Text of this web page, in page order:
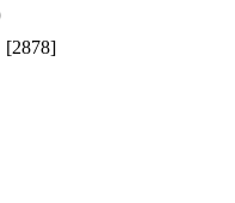
[2878]